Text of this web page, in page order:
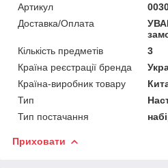
Артикул
Доставка/Оплата
Кількість предметів
3
Країна реєстрації бренда
Країна-виробник товару
Тип
Тип постачання
Приховати